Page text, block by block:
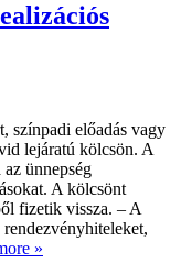
színpadi előadás vagy
lejáratú kölcsön. A
ünnepség
A kölcsönt
fizetik vissza. – A
»